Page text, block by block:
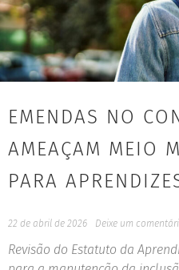
EMENDAS NO
AMEAÇAM MEIO
PARA
22 de abril de 2026 Deixe um
Revisão do Estatuto da